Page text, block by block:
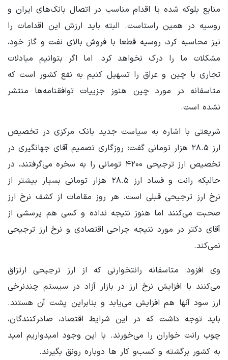
منابع بلوکه شده یا اقدام مناسب در اتصال بانک‌های ایران و
روسیه در همین راستاست. البته باید ارزش این اقدامات را
نیز محاسبه کرد، روسیه قطعا با فروش بالای نفت و گاز خود،
مشکلات ما را درک نخواهد کرد. اما اگر بتوانیم مبادلات
تجاری با چین و عراق را تسهیل کنیم به نفع کشور است که
متاسفانه در مورد چین هنوز جزییات توافقنامه‌ها منتشر
نشده است.
شریعتی با اشاره به سیاست جدید بانک مرکزی در تخصیص
ارز ۲۸.۵ هزار تومانی گفت: روزگاری تصمیم آقای جهانگیری در
تخصیص ارز ترجیحی ۴۲۰۰ تومانی را به سخره می‌گرفتند، در
حالیکه رانت و فساد ارز ۲۸.۵ هزار تومانی بسیار بیشتر از
نرخ ارز ترجیحی قبلی است. هر روز مقامات از کشف نرخ ارز
صحبت می‌کنند اما هنوز نتیجه نداده و کسی هم پرسشی از
آقای دکتر در مورد نتیجه جراحی اقتصادی و نرخ ارز ترجیحی
نمی‌کند.
وی افزود: متاسفانه رانتخوارنی که از ارز ترجیحی ارتزاق
می‌کنند با افزایش نرخ ارز در بازار آزاد در سیستم چندنرخی
ارز سود آنها هم افزایش می‌یابد و بنابراین پشت آن هستند.
باید توجه داشت که در این شرایط اقتصاد، صادرکنندگان،
چوب رانت خواران را می‌خورند. با این وجود امیدواریم امید
به کشور برگشته و کسب‌و کار ها دوباره رونق بگیرند.